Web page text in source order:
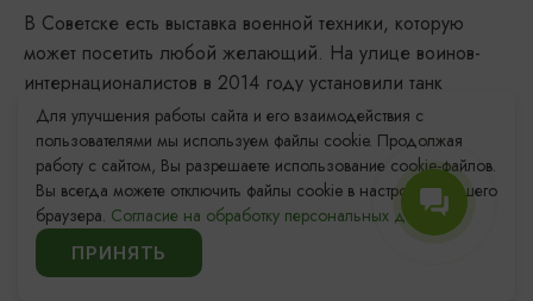
В Советске есть выставка военной техники, которую
может посетить любой желающий. На улице воинов-
интернационалистов в 2014 году установили танк
Т-34, вертолет Ми-8, бронетранспортеры и другие
военные машины.
Адрес: ул. Дружбы/ Аллея воинов-интернационалистов
18. НАБЕРЕЖНАЯ РЕКИ НЕМАН
Для улучшения работы сайта и его взаимодействия с
пользователями мы используем файлы cookie. Продолжая
работу с сайтом, Вы разрешаете использование cookie-файлов.
Вы всегда можете отключить файлы cookie в настройках Вашего
браузера. Согласие на обработку персональных данных.
ПРИНЯТЬ